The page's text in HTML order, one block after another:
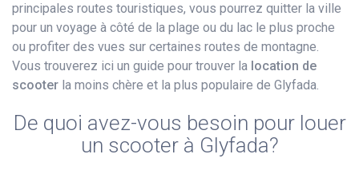
principales routes touristiques, vous pourrez quitter la ville
pour un voyage à côté de la plage ou du lac le plus proche
ou profiter des vues sur certaines routes de montagne.
Vous trouverez ici un guide pour trouver la location de
scooter la moins chère et la plus populaire de Glyfada.
De quoi avez-vous besoin pour louer
un scooter à Glyfada?